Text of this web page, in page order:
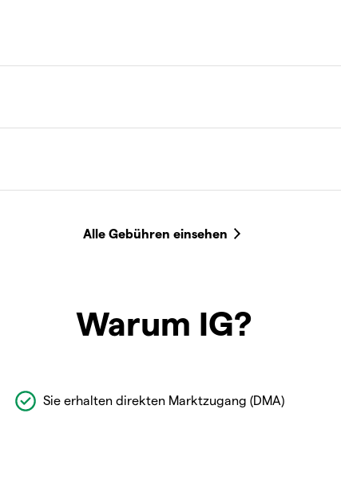
Warum IG?
Sie erhalten direkten Marktzugang (DMA)